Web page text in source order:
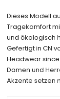
Dieses Modell
Tragekomfort
und ökologisch
Gefertigt in CN
Headwear since
Damen und
Akzente setzen